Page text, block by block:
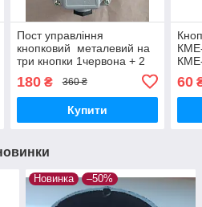
Пост управління
кнопковий металевий на
три кнопки 1червона + 2
10А вимикач кнопковий
універсальний
180₴ 360 ₴
Купити
60
Новинка –50%